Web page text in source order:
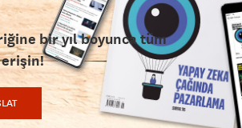
bir yıl boyunca tüm